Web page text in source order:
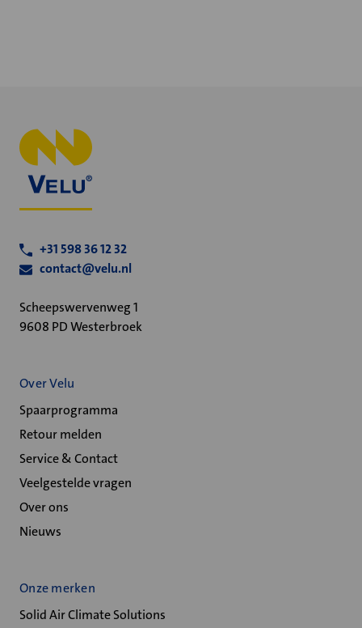
+31 598 36 12 32
contact@velu.nl
Scheepswervenweg 1
9608 PD Westerbroek
Over Velu
Spaarprogramma
Retour melden
Service & Contact
Veelgestelde vragen
Over ons
Nieuws
Onze merken
Solid Air Climate Solutions